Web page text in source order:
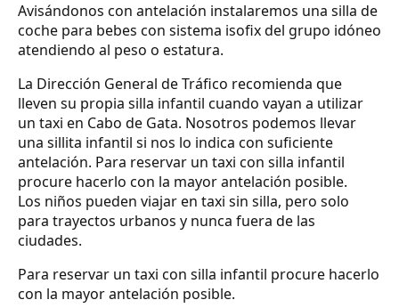
Avisándonos con antelación instalaremos una silla de
coche para bebes con sistema isofix del grupo idóneo
atendiendo al peso o estatura.
La Dirección General de Tráfico recomienda que
lleven su propia silla infantil cuando vayan a utilizar
un taxi en Cabo de Gata. Nosotros podemos llevar
una sillita infantil si nos lo indica con suficiente
antelación. Para reservar un taxi con silla infantil
procure hacerlo con la mayor antelación posible.
Los niños pueden viajar en taxi sin silla, pero solo
para trayectos urbanos y nunca fuera de las
ciudades.
Para reservar un taxi con silla infantil procure hacerlo
con la mayor antelación posible.